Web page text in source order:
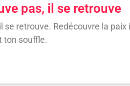
pas, il se retrouve
se retrouve. Redécouvre la
ton souffle.